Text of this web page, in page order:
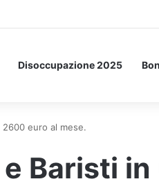
spaziale.
Disoccupazione 2025
euro al mese.
Baristi in